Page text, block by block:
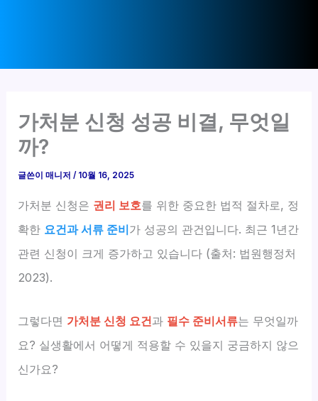
가처분 신청 성공 비결, 무엇일
까?
글쓴이매니저/ 10월 16, 2025
가처분 신청은 권리 보호를 위한 중요한 법적 절차로, 정
확한 요건과 서류 준비가 성공의 관건입니다. 최근 1년간
관련 신청이 크게 증가하고 있습니다 (출처: 법원행정처
2023).
그렇다면 가처분 신청 요건과 필수 준비서류는 무엇일까
요? 실생활에서 어떻게 적용할 수 있을지 궁금하지 않으
신가요?